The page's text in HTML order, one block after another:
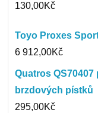
130,00Kč
Toyo Proxes
6 912,00Kč
Quatros
brzdových pístků
295,00Kč